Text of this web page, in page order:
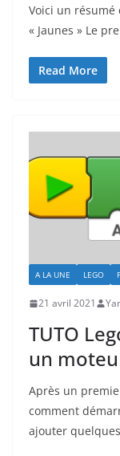
Voici un résumé
« Jaunes » Le
Read More
A LA UNE LEGO
21 avril 2021
TUTO
un
Après un
comment
ajouter